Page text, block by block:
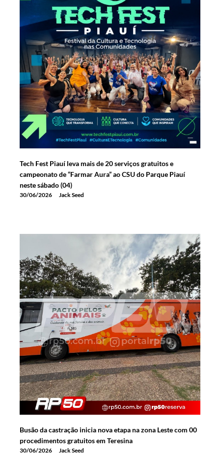
Tech Fest Piauí leva mais de 20 serviços gratuitos e
campeonato de “Farmar Aura” ao CSU do Parque Piauí
neste sábado (04)
30/06/2026 Jack Seed
Busão da castração inicia nova etapa na zona Leste com 00
procedimentos gratuitos em Teresina
30/06/2026 Jack Seed